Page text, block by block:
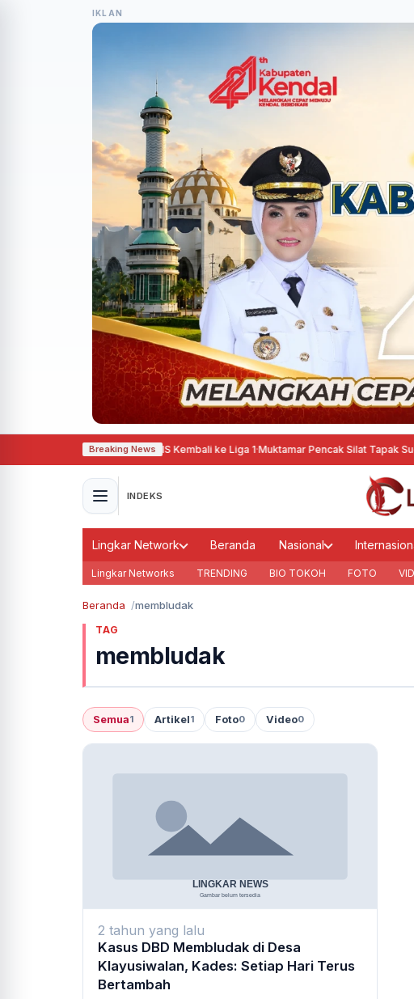
IKLAN
Breaking News
Siap All Out Dukung PSIS Kembali ke Liga 1·Muktamar Pencak Silat Tapak Suci
INDEKS
Lingkar Network Beranda Nasional
Lingkar Networks TRENDING BIO TOKOH FOTO
Beranda membludak
TAG
membludak
Semua1 Artikel1 Foto0 Video0
2 tahun yang lalu
Kasus DBD Membludak di Desa
Klayusiwalan, Kades: Setiap Hari Terus
Bertambah